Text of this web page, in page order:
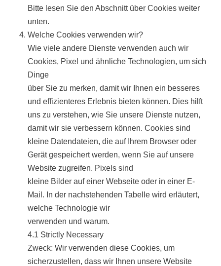
Bitte lesen Sie den Abschnitt über Cookies weiter
unten.
Welche Cookies verwenden wir?
Wie viele andere Dienste verwenden auch wir
Cookies, Pixel und ähnliche Technologien, um sich
Dinge
über Sie zu merken, damit wir Ihnen ein besseres
und effizienteres Erlebnis bieten können. Dies hilft
uns zu verstehen, wie Sie unsere Dienste nutzen,
damit wir sie verbessern können. Cookies sind
kleine Datendateien, die auf Ihrem Browser oder
Gerät gespeichert werden, wenn Sie auf unsere
Website zugreifen. Pixels sind
kleine Bilder auf einer Webseite oder in einer E-
Mail. In der nachstehenden Tabelle wird erläutert,
welche Technologie wir
verwenden und warum.
4.1 Strictly Necessary
Zweck: Wir verwenden diese Cookies, um
sicherzustellen, dass wir Ihnen unsere Website